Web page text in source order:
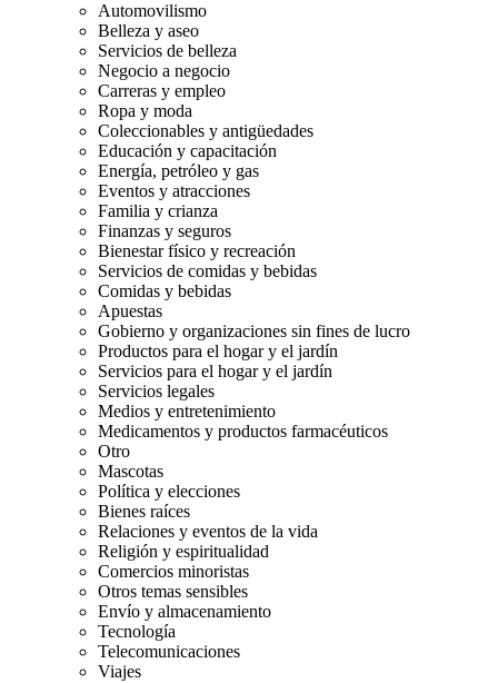
Automovilismo
Belleza y aseo
Servicios de belleza
Negocio a negocio
Carreras y empleo
Ropa y moda
Coleccionables y antigüedades
Educación y capacitación
Energía, petróleo y gas
Eventos y atracciones
Familia y crianza
Finanzas y seguros
Bienestar físico y recreación
Servicios de comidas y bebidas
Comidas y bebidas
Apuestas
Gobierno y organizaciones sin fines de lucro
Productos para el hogar y el jardín
Servicios para el hogar y el jardín
Servicios legales
Medios y entretenimiento
Medicamentos y productos farmacéuticos
Otro
Mascotas
Política y elecciones
Bienes raíces
Relaciones y eventos de la vida
Religión y espiritualidad
Comercios minoristas
Otros temas sensibles
Envío y almacenamiento
Tecnología
Telecomunicaciones
Viajes